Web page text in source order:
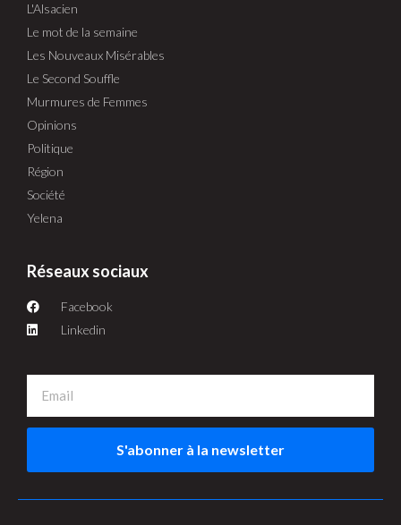
L'Alsacien
Le mot de la semaine
Les Nouveaux Misérables
Le Second Souffle
Murmures de Femmes
Opinions
Politique
Région
Société
Yelena
Réseaux sociaux
Facebook
Linkedin
S'abonner à la newsletter